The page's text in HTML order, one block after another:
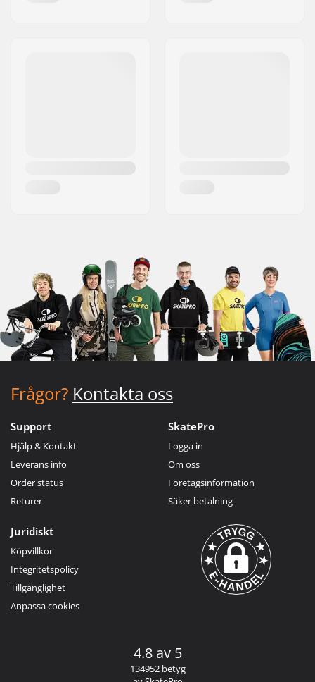
Frågor? Kontakta oss
Support
Hjälp & Kontakt
Leverans info
Order status
Returer
SkatePro
Logga in
Om oss
Företagsinformation
Säker betalning
Juridiskt
Köpvillkor
Integritetspolicy
Tillgänglighet
Anpassa cookies
4.8 av 5
134952 betyg